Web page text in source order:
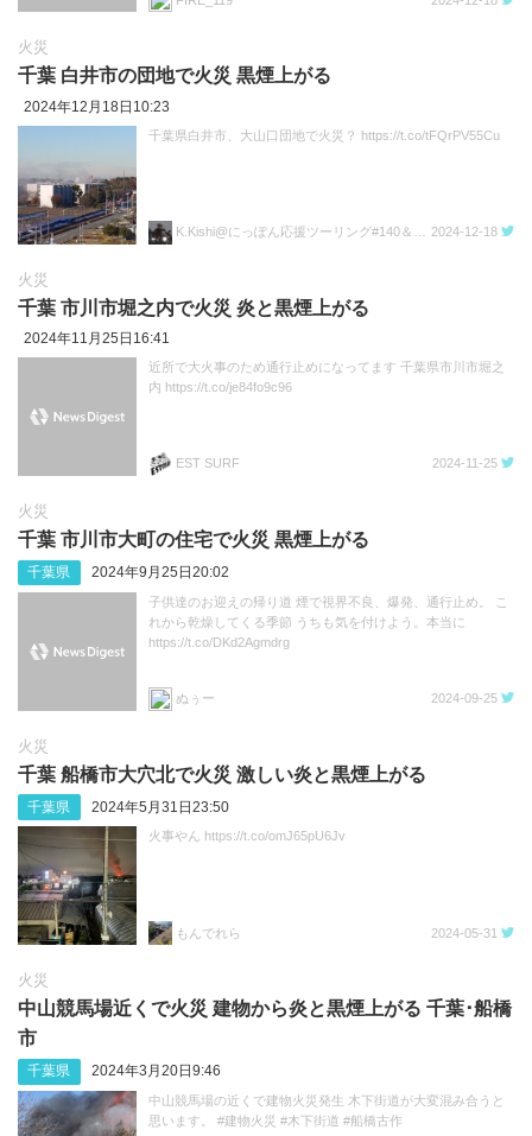
火災
千葉 白井市の団地で火災 黒煙上がる
2024年12月18日10:23
千葉県白井市、大山口団地で火災？ https://t.co/tFQrPV55Cu
2024-12-18
火災
千葉 市川市堀之内で火災 炎と黒煙上がる
2024年11月25日16:41
近所で大火事のため通行止めになってます 千葉県市川市堀之
内 https://t.co/je84fo9c96
EST SURF 2024-11-25
火災
千葉 市川市大町の住宅で火災 黒煙上がる
千葉県 2024年9月25日20:02
子供達のお迎えの帰り道 煙で視界不良、爆発、通行止め。 こ
れから乾燥してくる季節 うちも気を付けよう。本当に
https://t.co/DKd2Agmdrg
ぬぅー 2024-09-25
火災
千葉 船橋市大穴北で火災 激しい炎と黒煙上がる
千葉県 2024年5月31日23:50
火事やん https://t.co/omJ65pU6Jv
もんでれら 2024-05-31
火災
中山競馬場近くで火災 建物から炎と黒煙上がる 千葉･船橋
市
千葉県 2024年3月20日9:46
中山競馬場の近くで建物火災発生 木下街道が大変混み合うと
思います。 #建物火災 #木下街道 #船橋古作